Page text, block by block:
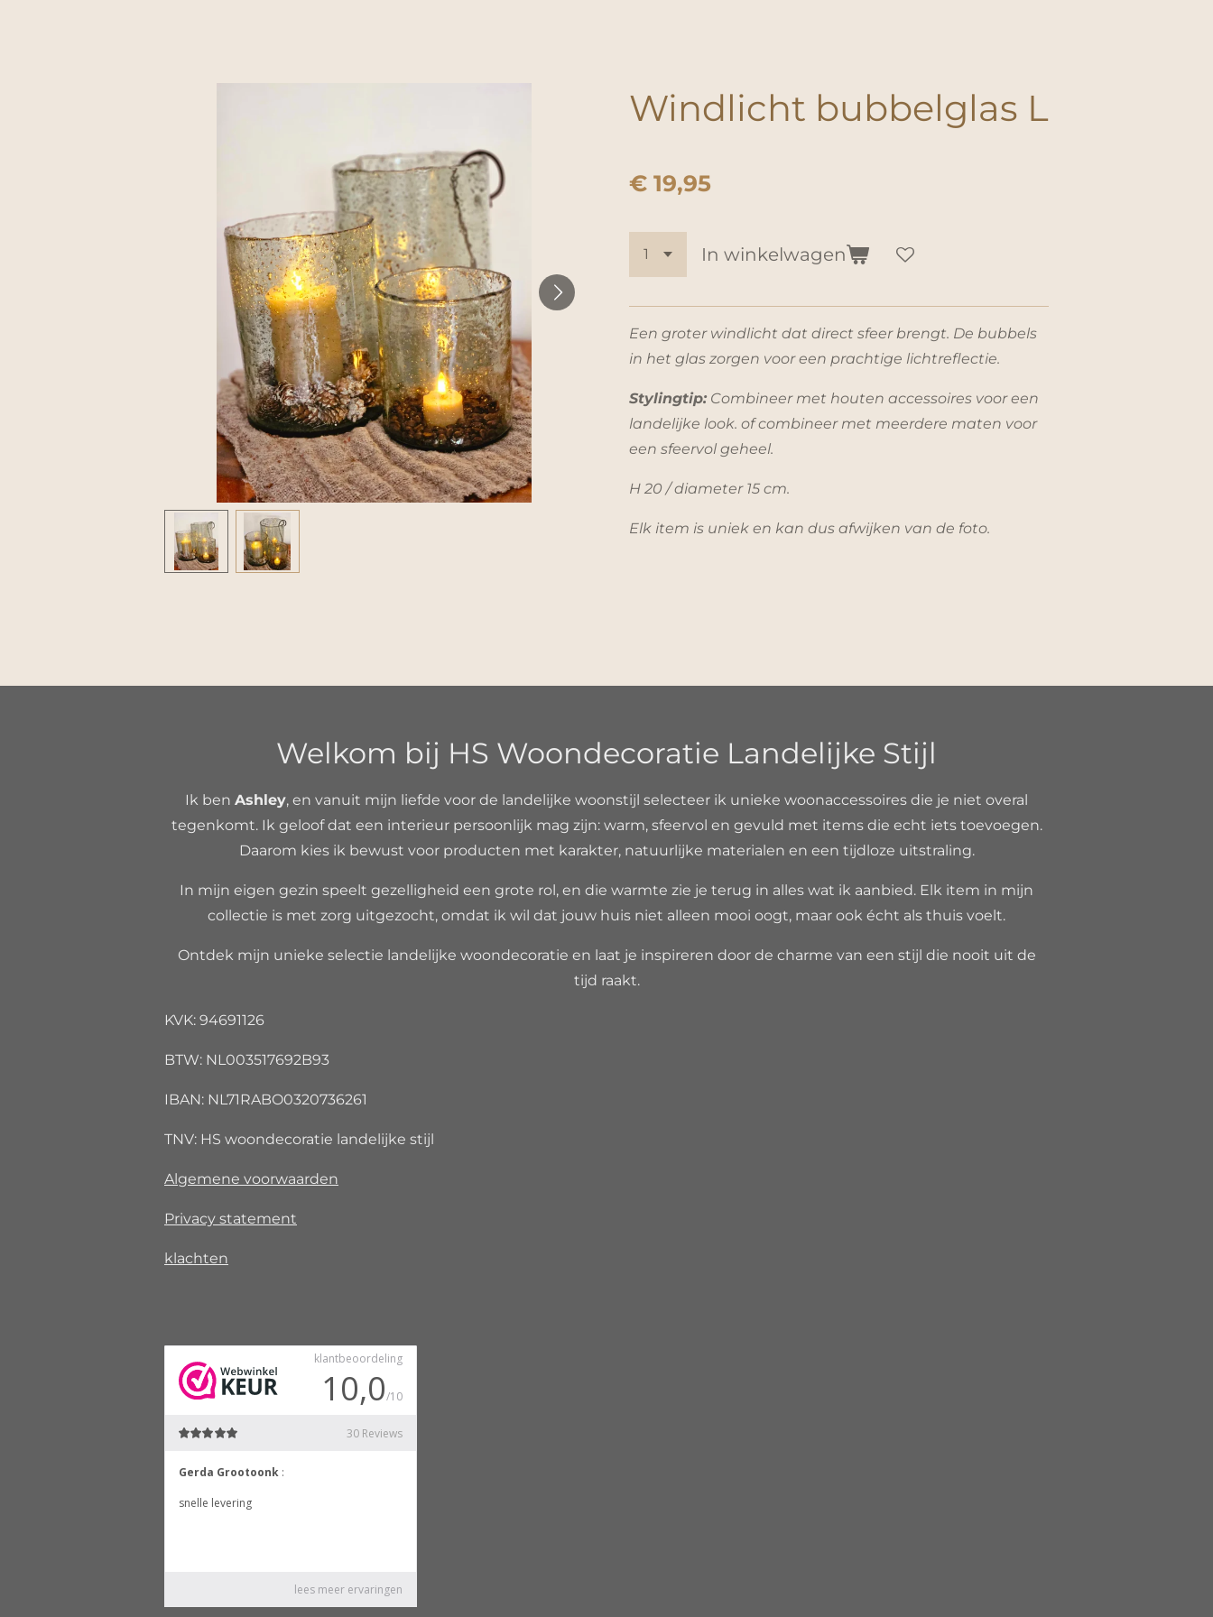
Windlicht bubbelglas L
€ 19,95
In winkelwagen
Een groter windlicht dat direct sfeer brengt. De bubbels
in het glas zorgen voor een prachtige lichtreflectie.
Stylingtip:Combineer met houten accessoires voor een
landelijke look. of combineer met meerdere maten voor
een sfeervol geheel.
H 20 / diameter 15 cm.
Elk item is uniek en kan dus afwijken van de foto.
Welkom bij HS Woondecoratie Landelijke Stijl
Ik ben Ashley, en vanuit mijn liefde voor de landelijke woonstijl selecteer ik unieke woonaccessoires die je niet overal
tegenkomt. Ik geloof dat een interieur persoonlijk mag zijn: warm, sfeervol en gevuld met items die echt iets toevoegen.
Daarom kies ik bewust voor producten met karakter, natuurlijke materialen en een tijdloze uitstraling.
In mijn eigen gezin speelt gezelligheid een grote rol, en die warmte zie je terug in alles wat ik aanbied. Elk item in mijn
collectie is met zorg uitgezocht, omdat ik wil dat jouw huis niet alleen mooi oogt, maar ook écht als thuis voelt.
Ontdek mijn unieke selectie landelijke woondecoratie en laat je inspireren door de charme van een stijl die nooit uit de
tijd raakt.
KVK: 94691126
BTW: NL003517692B93
IBAN: NL71RABO0320736261
TNV: HS woondecoratie landelijke stijl
Algemene voorwaarden
Privacy statement
klachten